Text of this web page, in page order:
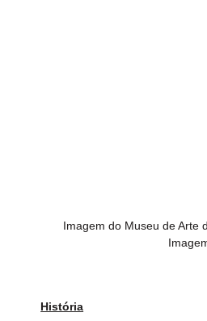
Imagem do Museu de Arte
História